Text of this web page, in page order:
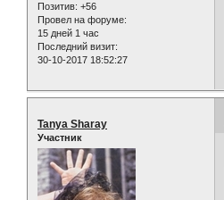
Позитив: +56
Провел на форуме:
15 дней 1 час
Последний визит:
30-10-2017 18:52:27
Tanya Sharay
Участник